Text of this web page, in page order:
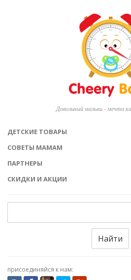
Довольный малыш - мечта
ДЕТСКИЕ ТОВАРЫ
СОВЕТЫ МАМАМ
ПАРТНЕРЫ
СКИДКИ И АКЦИИ
Найти
присоединяйся к нам: